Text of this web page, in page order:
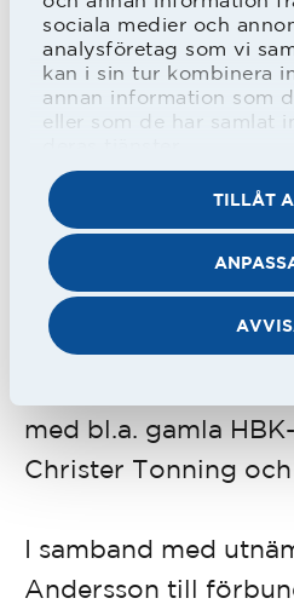
sociala medier och
analysföretag som vi
kan i sin tur kombinera
annan information som
eller som de har samlat
TILLÅT
sommaren.
Efter två säsonger
dröja sju år innan
klubbtränare igen -
Den 75-faldige
Guldbollen-vinnaren
med bl.a. gamla
Christer Tonning och
I samband med
Andersson till